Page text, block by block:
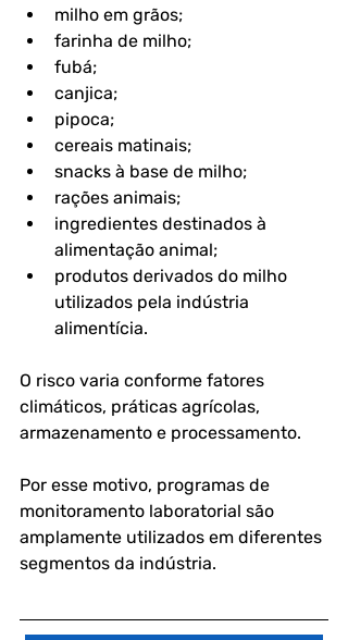
milho em grãos;
farinha de milho;
fubá;
canjica;
pipoca;
cereais matinais;
snacks à base de milho;
rações animais;
ingredientes destinados à
alimentação animal;
produtos derivados do milho
utilizados pela indústria
alimentícia.
O risco varia conforme fatores
climáticos, práticas agrícolas,
armazenamento e processamento.
Por esse motivo, programas de
monitoramento laboratorial são
amplamente utilizados em diferentes
segmentos da indústria.